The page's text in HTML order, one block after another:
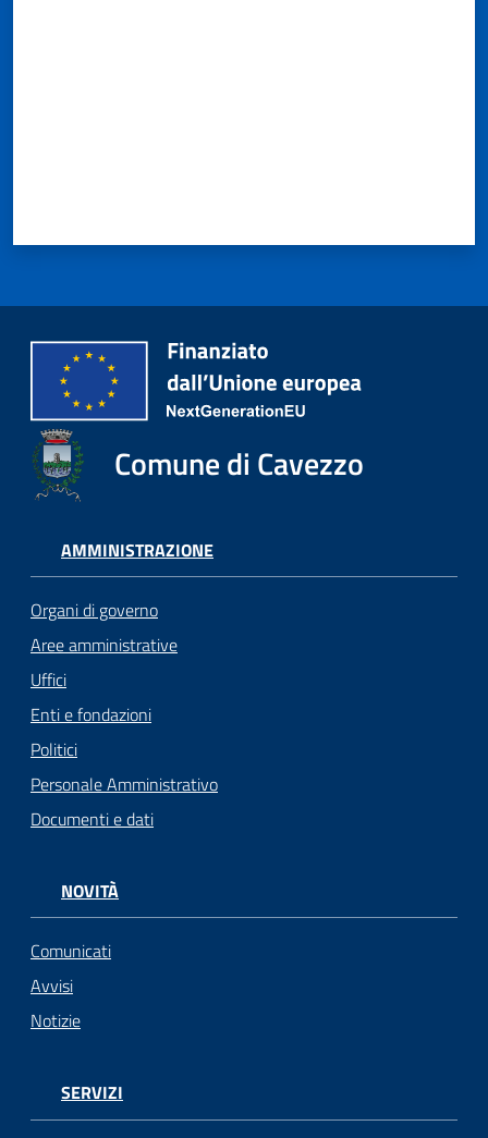
Comune di Cavezzo
AMMINISTRAZIONE
Organi di governo
Aree amministrative
Uffici
Enti e fondazioni
Politici
Personale Amministrativo
Documenti e dati
NOVITÀ
Comunicati
Avvisi
Notizie
SERVIZI